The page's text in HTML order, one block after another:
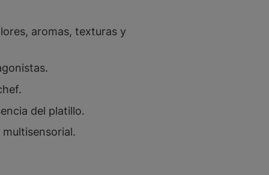
aromas, texturas y
del platillo.